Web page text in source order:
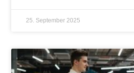
25. September 2025